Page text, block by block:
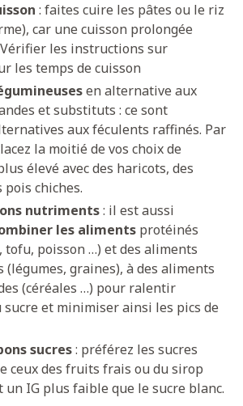
: faites cuire les pâtes ou le riz
car une cuisson prolongée
Vérifier les instructions sur
les temps de cuisson
en alternative aux
et substituts : ce sont
aux féculents raffinés. Par
la moitié de vos choix de
élevé avec des haricots, des
chiches.
nutriments: il est aussi
les aliments protéinés
tofu, poisson …) et des aliments
(légumes, graines), à des aliments
(céréales …) pour ralentir
et minimiser ainsi les pics de
sucres: préférez les sucres
ceux des fruits frais ou du sirop
un IG plus faible que le sucre blanc.